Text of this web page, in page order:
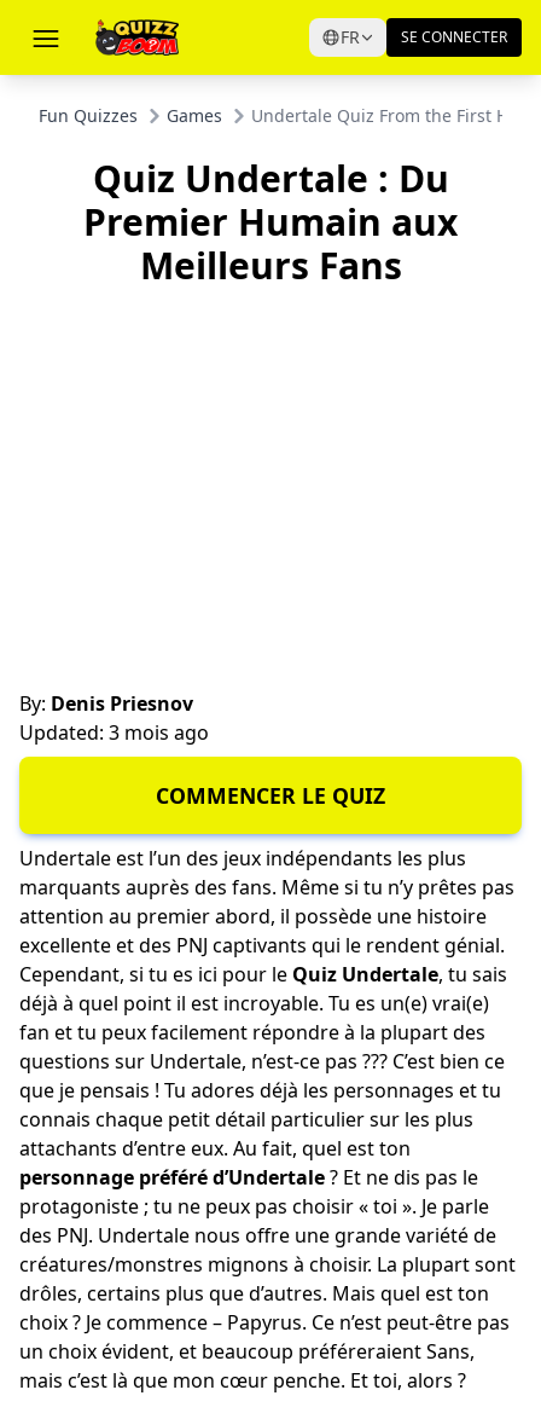
FR SE CONNECTER
Fun Quizzes Games Undertale Quiz From the First
Quiz Undertale : Du
Premier Humain aux
Meilleurs Fans
By: Denis Priesnov
Updated: 3 mois ago
COMMENCER LE QUIZ
Undertale est l’un des jeux indépendants les plus
marquants auprès des fans. Même si tu n’y prêtes pas
attention au premier abord, il possède une histoire
excellente et des PNJ captivants qui le rendent génial.
Cependant, si tu es ici pour le Quiz Undertale, tu sais
déjà à quel point il est incroyable. Tu es un(e) vrai(e)
fan et tu peux facilement répondre à la plupart des
questions sur Undertale, n’est-ce pas ??? C’est bien ce
que je pensais ! Tu adores déjà les personnages et tu
connais chaque petit détail particulier sur les plus
attachants d’entre eux. Au fait, quel est ton
personnage préféré d’Undertale? Et ne dis pas le
protagoniste ; tu ne peux pas choisir « toi ». Je parle
des PNJ. Undertale nous offre une grande variété de
créatures/monstres mignons à choisir. La plupart sont
drôles, certains plus que d’autres. Mais quel est ton
choix ? Je commence – Papyrus. Ce n’est peut-être pas
un choix évident, et beaucoup préféreraient Sans,
mais c’est là que mon cœur penche. Et toi, alors ?